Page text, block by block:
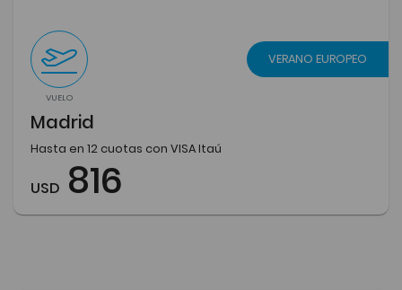
VUELO
VERANO EUROPEO
Madrid
Hasta en 12 cuotas con VISA Itaú
USD 816